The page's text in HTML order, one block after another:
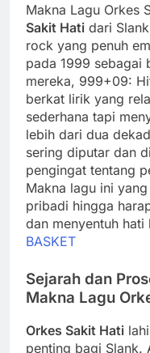
Makna Lagu Orkes
Sakit Hati dari
rock yang penuh
pada 1999 sebagai
mereka, 999+09:
berkat lirik yang
sederhana tapi
lebih dari dua
sering diputar dan
pengingat tentang
Makna lagu ini
pribadi hingga
dan menyentuh
BASKET
Sejarah dan
Makna Lagu
Orkes Sakit Hati
penting bagi Slank.